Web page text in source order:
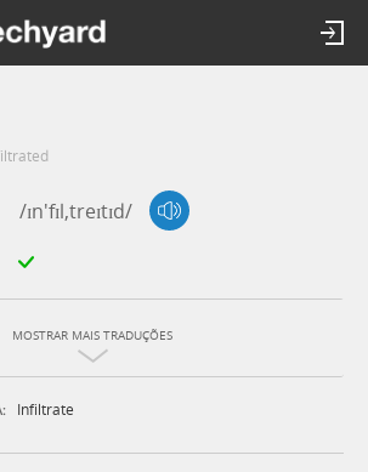
/ɪn'fɪl,treɪtɪd/
MOSTRAR MAIS TRADUÇÕES
Infiltrate